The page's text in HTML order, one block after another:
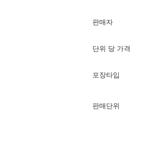
판매자
단위 당 가격
포장타입
판매단위